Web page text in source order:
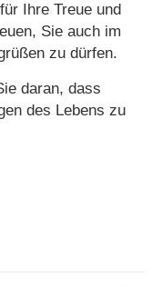
Ihre Treue und
Sie auch im
zu dürfen.
daran, dass
des Lebens zu